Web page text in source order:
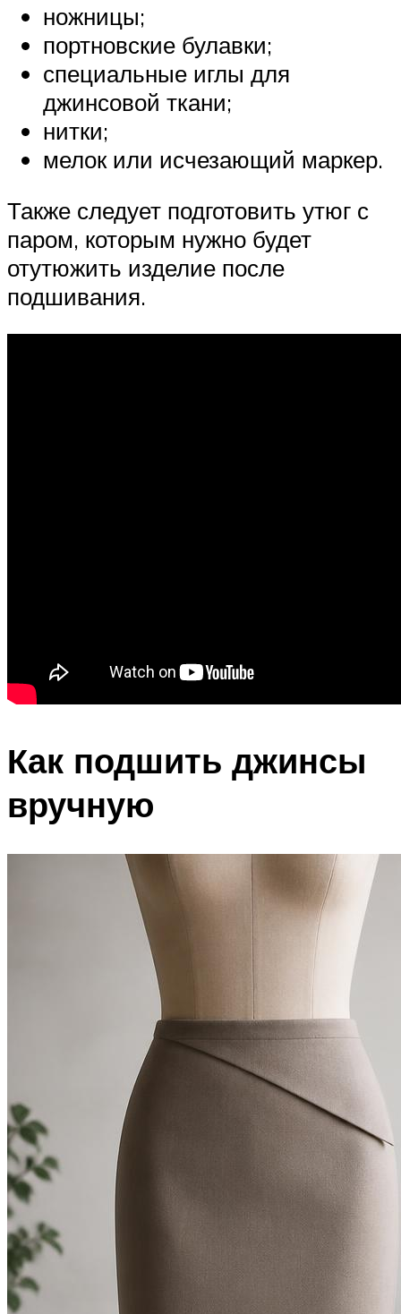
ножницы;
портновские булавки;
специальные иглы для
джинсовой ткани;
нитки;
мелок или исчезающий маркер.
Также следует подготовить утюг с
паром, которым нужно будет
отутюжить изделие после
подшивания.
Как подшить джинсы
вручную